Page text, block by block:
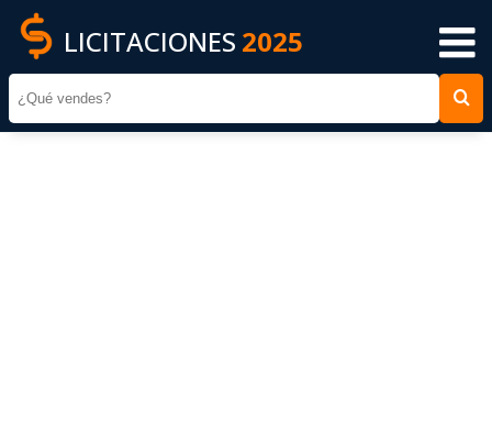
LICITACIONES 2025